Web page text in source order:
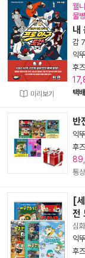
미리보기
웰
물
내
감 7
익뚜
후
택배
반
익뚜
후
통상
[
전
심
익뚜
후